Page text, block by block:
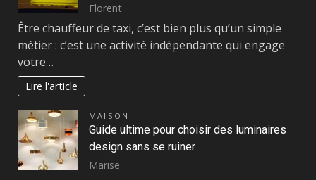
Florent
Être chauffeur de taxi, c’est bien plus qu’un simple
métier : c’est une activité indépendante qui engage
votre…
Lire l'article
MAISON
Guide ultime pour choisir des luminaires
design sans se ruiner
Marise